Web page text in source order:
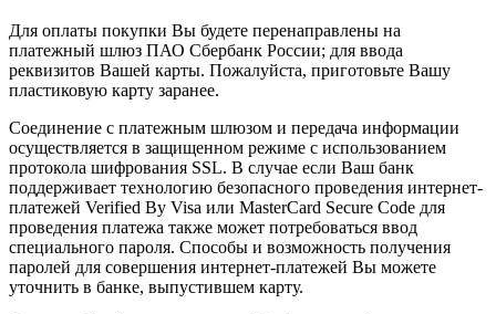
Для оплаты покупки Вы будете перенаправлены на
платежный шлюз ПАО Сбербанк России; для ввода
реквизитов Вашей карты. Пожалуйста, приготовьте Вашу
пластиковую карту заранее.
Соединение с платежным шлюзом и передача информации
осуществляется в защищенном режиме с использованием
протокола шифрования SSL. В случае если Ваш банк
поддерживает технологию безопасного проведения интернет-
платежей Verified By Visa или MasterCard Secure Code для
проведения платежа также может потребоваться ввод
специального пароля. Способы и возможность получения
паролей для совершения интернет-платежей Вы можете
уточнить в банке, выпустившем карту.